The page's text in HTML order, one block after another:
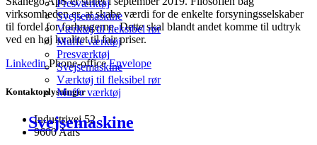
Presværktøj
Svejsemaskine
Værktøj til fleksibel rør
Muffe værktøj
Presværktøj
Svejsemaskine
Værktøj til fleksibel rør
Muffe værktøj
Svejsemaskine
virksomheden er, at skabe værdi for de enkelte forsyningsselskaber
til fordel for forbrugerne. Dette skal blandt andet komme til udtryk
ved en høj kvalitet til fair priser.
Linkedin Phone-office Envelope
Kontaktoplysninger
Industrivej 52
9600 Aars